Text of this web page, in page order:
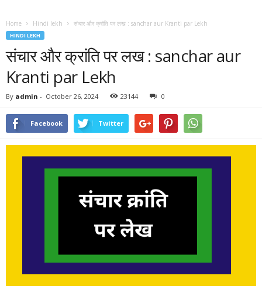
Home Hindi lekh संचार और क्रांति पर लख : sanchar aur Kranti par Lekh
HINDI LEKH
संचार और क्रांति पर लख : sanchar aur
Kranti par Lekh
By admin - October 26, 2024 23144 0
Facebook Twitter